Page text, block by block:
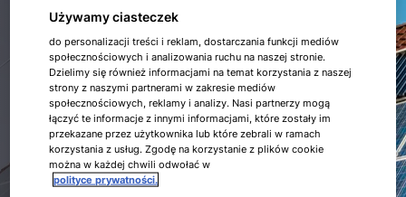
Prąd z odnawialnych źródeł energii jest
ekologiczny, bezpłatny i nie powoduje
dodatkowego obciążenia środowiska.
Własna produkcja prądu pozwala też
zyskać większą niezależność od
Używamy ciasteczek
do personalizacji treści i reklam, dostarczania funkcji mediów
społecznościowych i analizowania ruchu na naszej stronie.
Dzielimy się również informacjami na temat korzystania z naszej
strony z naszymi partnerami w zakresie mediów
społecznościowych, reklamy i analizy. Nasi partnerzy mogą
łączyć te informacje z innymi informacjami, które zostały im
przekazane przez użytkownika lub które zebrali w ramach
korzystania z usług. Zgodę na korzystanie z plików cookie
można w każdej chwili odwołać w
polityce prywatności.